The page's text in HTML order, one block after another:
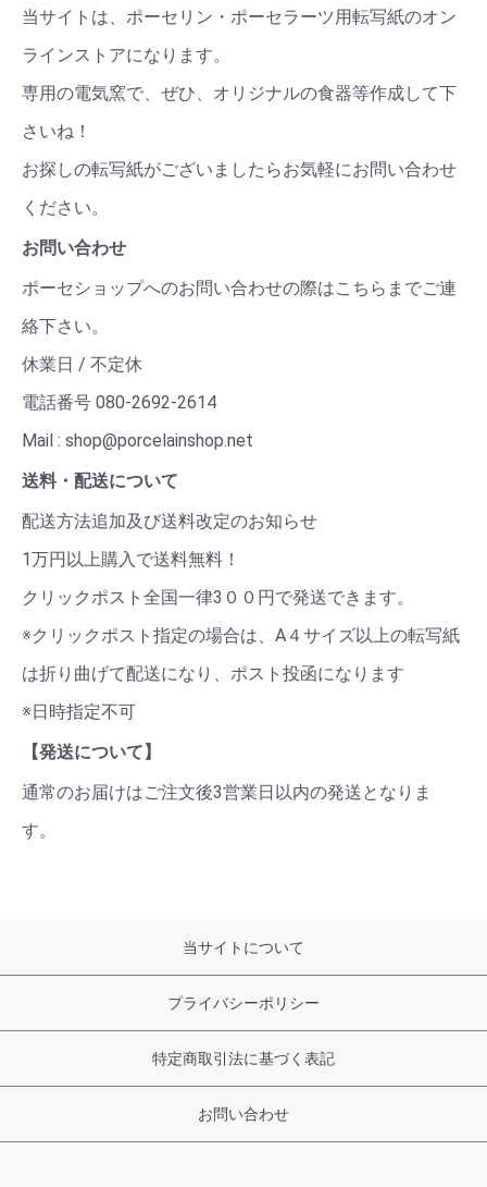
当サイトは、ポーセリン・ポーセラーツ用転写紙のオン
ラインストアになります。
専用の電気窯で、ぜひ、オリジナルの食器等作成して下
さいね！
お探しの転写紙がございましたらお気軽にお問い合わせ
ください。
お問い合わせ
ポーセショップへのお問い合わせの際はこちらまでご連
絡下さい。
休業日 / 不定休
電話番号 080-2692-2614
Mail : shop@porcelainshop.net
送料・配送について
配送方法追加及び送料改定のお知らせ
1万円以上購入で送料無料！
クリックポスト全国一律3００円で発送できます。
※クリックポスト指定の場合は、A４サイズ以上の転写紙
は折り曲げて配送になり、ポスト投函になります
※日時指定不可
【発送について】
通常のお届けはご注文後3営業日以内の発送となりま
す。
当サイトについて
プライバシーポリシー
特定商取引法に基づく表記
お問い合わせ